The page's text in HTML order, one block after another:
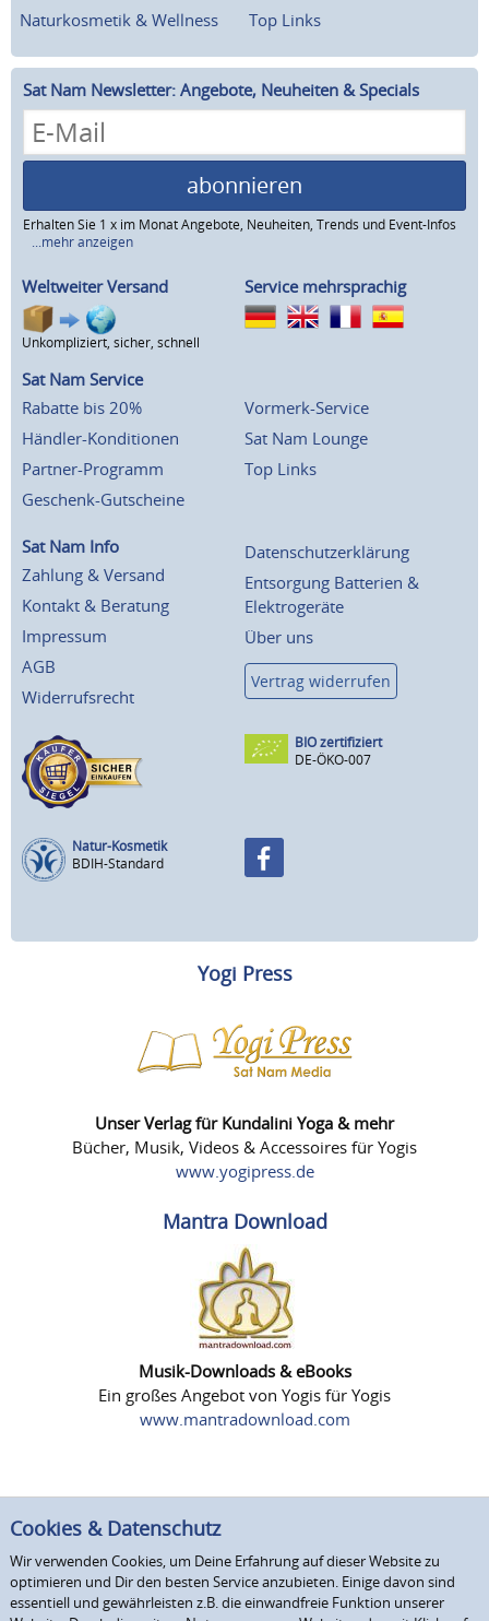
Naturkosmetik & Wellness
Top Links
Sat Nam Newsletter: Angebote, Neuheiten & Specials
abonnieren
Erhalten Sie 1 x im Monat Angebote, Neuheiten, Trends und Event-Infos
...mehr anzeigen
Weltweiter Versand
Unkompliziert, sicher, schnell
Service mehrsprachig
Sat Nam Service
Rabatte bis 20%
Händler-Konditionen
Partner-Programm
Geschenk-Gutscheine
Vormerk-Service
Sat Nam Lounge
Top Links
Sat Nam Info
Zahlung & Versand
Kontakt & Beratung
Impressum
AGB
Widerrufsrecht
Datenschutzerklärung
Entsorgung Batterien &
Elektrogeräte
Über uns
Vertrag widerrufen
BIO zertifiziert
DE-ÖKO-007
Natur-Kosmetik
BDIH-Standard
Yogi Press
Unser Verlag für Kundalini Yoga & mehr
Bücher, Musik, Videos & Accessoires für Yogis
www.yogipress.de
Mantra Download
Musik-Downloads & eBooks
Ein großes Angebot von Yogis für Yogis
www.mantradownload.com
Cookies & Datenschutz
Wir verwenden Cookies, um Deine Erfahrung auf dieser Website zu
optimieren und Dir den besten Service anzubieten. Einige davon sind
essentiell und gewährleisten z.B. die einwandfreie Funktion unserer